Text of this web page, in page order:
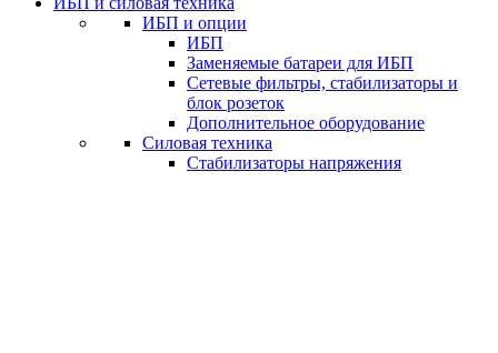
ИБП и опции
ИБП
Заменяемые батареи для ИБП
Сетевые фильтры, стабилизаторы и
блок розеток
Дополнительное оборудование
Силовая техника
Стабилизаторы напряжения